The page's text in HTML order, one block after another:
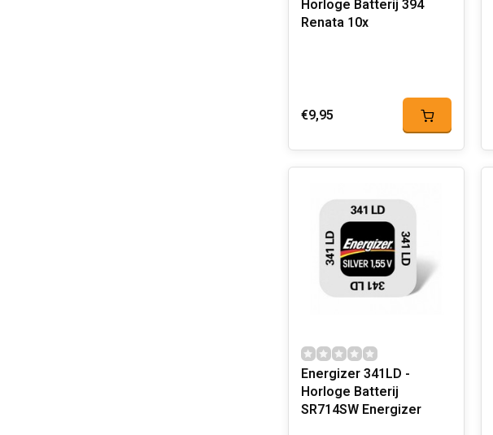
Horloge Batterij 394
Renata 10x
€9,95
Energizer 341LD -
Horloge Batterij
SR714SW Energizer